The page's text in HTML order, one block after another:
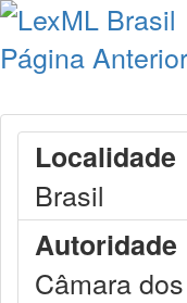
Página Anterior
Localidade
Brasil
Autoridade
Câmara